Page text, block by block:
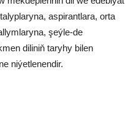
aspirantlara, orta
şeýle-de
diliniň taryhy bilen
niýetlenendir.